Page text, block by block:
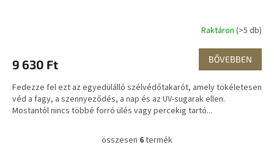
Raktáron (>5 db)
9 630 Ft BŐVEBBEN
Fedezze fel ezt az egyedülálló szélvédőtakarót, amely tökéletesen
véd a fagy, a szennyeződés, a nap és az UV-sugarak ellen.
Mostantól nincs többé forró ülés vagy percekig tartó...
L
összesen 6termék